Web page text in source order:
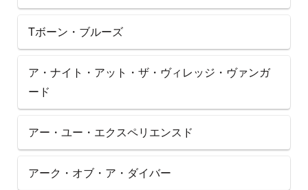
Tボーン・ブルーズ
ア・ナイト・アット・ザ・ヴィレッジ・ヴァンガ
ード
アー・ユー・エクスペリエンスド
アーク・オブ・ア・ダイバー